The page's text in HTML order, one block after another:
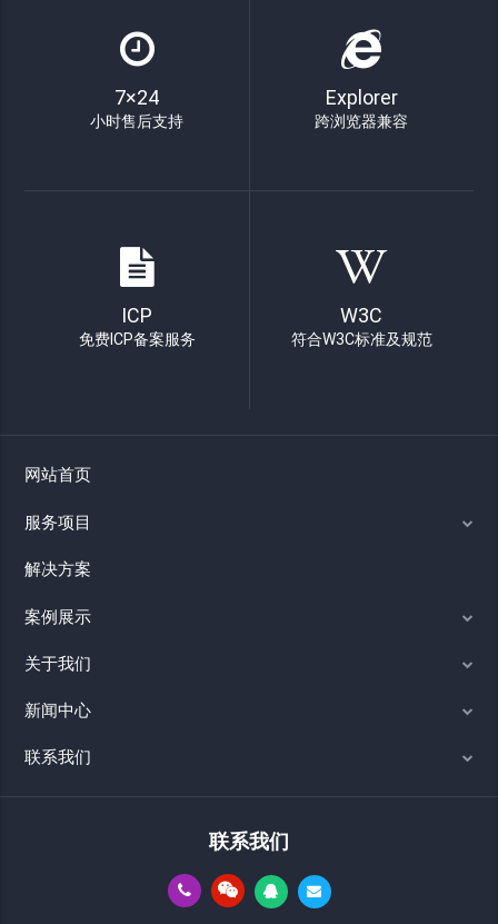
7×24
小时售后支持
Explorer
跨浏览器兼容
ICP
免费ICP备案服务
W3C
符合W3C标准及规范
网站首页
服务项目
解决方案
案例展示
关于我们
新闻中心
联系我们
联系我们